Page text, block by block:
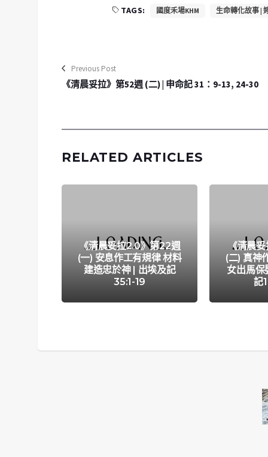
TAGS: 國度禾場KHM 生命轉化故事 |
Previous Post
《清晨妥拉》第52週 (二) | 申命記 31：9-13, 24-30
RELATED ARTICLES
《清晨妥拉2.0》第22週
(一) 安息作工有規律 材料
建造忠於神 | 出埃及記
35:1-19
《清晨
(二) 真神
女出馬保
記